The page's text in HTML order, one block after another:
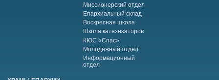
Миссионерский отдел
Епархиальный склад
Воскресная школа
Школа катехизаторов
КЮС «Спас»
Молодежный отдел
Информационный
отдел